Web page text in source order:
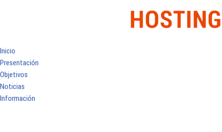
Inicio
Presentación
Objetivos
Noticias
Información